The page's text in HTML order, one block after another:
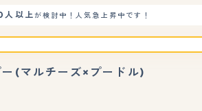
人以上が検討中！人気急上昇中です！
ー(マルチーズ×プードル)